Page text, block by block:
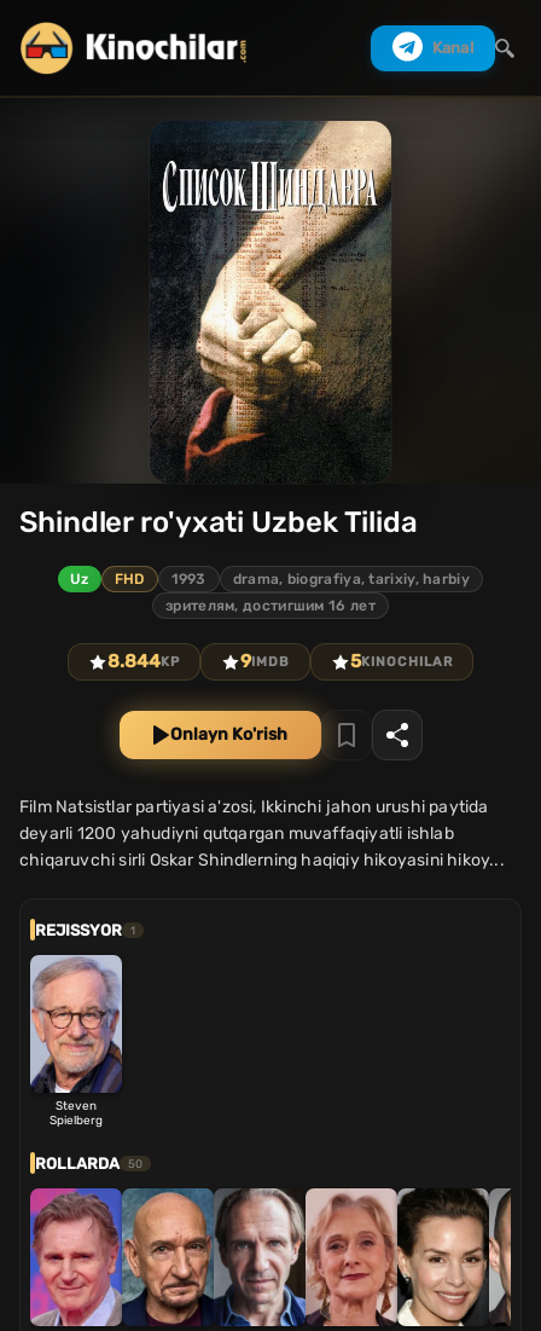
Kanal
Shindler ro'yxati Uzbek Tilida
Uz FHD 1993
drama, biografiya, tarixiy, harbiy
зрителям, достигшим 16 лет
8.844KP 9IMDB 5KINOCHILAR
Onlayn Ko'rish
Film Natsistlar partiyasi a'zosi, Ikkinchi jahon urushi paytida
deyarli 1200 yahudiyni qutqargan muvaffaqiyatli ishlab
chiqaruvchi sirli Oskar Shindlerning haqiqiy hikoyasini hikoy...
REJISSYOR 1
Steven
Spielberg
ROLLARDA 50